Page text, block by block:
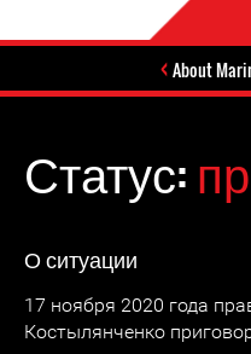
About
Статус:
О ситуации
17 ноября 2020 года
Костылянченко